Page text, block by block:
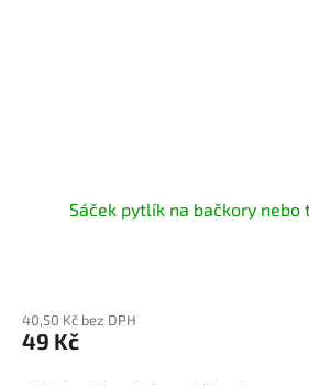
Sáček pytlík na bačkory nebo
40,50 Kč bez DPH
49 Kč